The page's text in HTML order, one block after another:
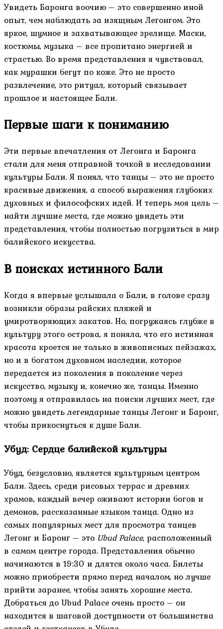
Увидеть Баронга воочию – это совершенно иной
опыт, чем наблюдать за изящным Легонгом. Это
яркое, шумное и захватывающее зрелище. Маски,
костюмы, музыка – все пропитано энергией и
страстью. Во время представления я чувствовал,
как мурашки бегут по коже. Это не просто
развлечение, это ритуал, который связывает
прошлое и настоящее Бали.
Первые шаги к пониманию
Эти первые впечатления от Легонга и Баронга
стали для меня отправной точкой в исследовании
культуры Бали. Я понял, что танцы – это не просто
красивые движения, а способ выражения глубоких
духовных и философских идей. И теперь моя цель –
найти лучшие места, где можно увидеть эти
представления, чтобы полностью погрузиться в мир
балийского искусства.
В поисках истинного Бали
Когда я впервые услышала о Бали, в голове сразу
возникли образы райских пляжей и
умиротворяющих закатов. Но, погружаясь глубже в
культуру этого острова, я поняла, что его истинная
красота кроется не только в живописных пейзажах,
но и в богатом духовном наследии, которое
передается из поколения в поколение через
искусство, музыку и, конечно же, танцы. Именно
поэтому я отправилась на поиски лучших мест, где
можно увидеть легендарные танцы Легонг и Баронг,
чтобы прикоснуться к душе Бали.
Убуд: Сердце балийской культуры
Убуд, безусловно, является культурным центром
Бали. Здесь, среди рисовых террас и древних
храмов, каждый вечер оживают истории богов и
демонов, рассказанные языком танца. Одно из
самых популярных мест для просмотра танцев
Легонг и Баронг – это Ubud Palace, расположенный
в самом центре города. Представления обычно
начинаются в 19:30 и длятся около часа. Билеты
можно приобрести прямо перед началом, но лучше
прийти заранее, чтобы занять хорошие места.
Добраться до Ubud Palace очень просто – он
находится в шаговой доступности от большинства